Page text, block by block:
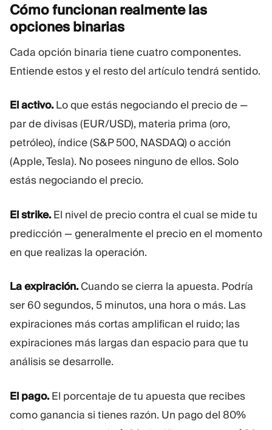
Cómo funcionan realmente las
opciones binarias
Cada opción binaria tiene cuatro componentes.
Entiende estos y el resto del artículo tendrá sentido.
El activo.Lo que estás negociando el precio de —
par de divisas (EUR/USD), materia prima (oro,
petróleo), índice (S&P 500, NASDAQ) o acción
(Apple, Tesla). No posees ninguno de ellos. Solo
estás negociando el precio.
El strike.El nivel de precio contra el cual se mide tu
predicción — generalmente el precio en el momento
en que realizas la operación.
La expiración.Cuando se cierra la apuesta. Podría
ser 60 segundos, 5 minutos, una hora o más. Las
expiraciones más cortas amplifican el ruido; las
expiraciones más largas dan espacio para que tu
análisis se desarrolle.
El pago.El porcentaje de tu apuesta que recibes
como ganancia si tienes razón. Un pago del 80%